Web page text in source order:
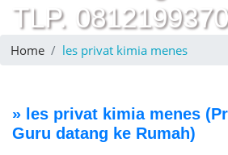
TLP.
Home les privat kimia menes
» les privat kimia menes
Guru datang ke Rumah)